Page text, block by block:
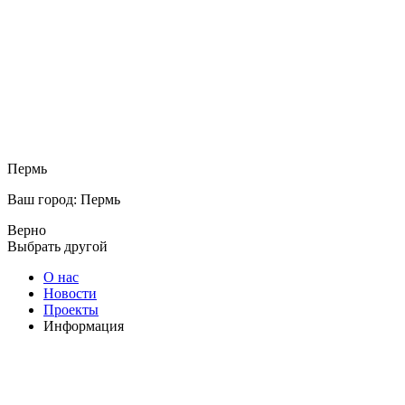
Пермь
Ваш город: Пермь
Верно
Выбрать другой
О нас
Новости
Проекты
Информация